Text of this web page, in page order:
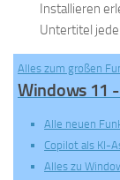
Installieren
Untertitel
Alles zum großen
Windows 11
Alle neuen
Copilot als KI-
Alles zu